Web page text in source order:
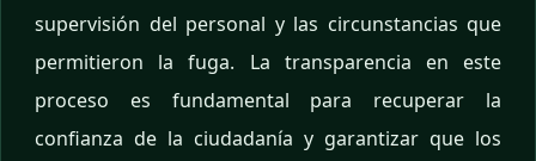
supervisión del personal y las circunstancias que
permitieron la fuga. La transparencia en este
proceso es fundamental para recuperar la
confianza de la ciudadanía y garantizar que los